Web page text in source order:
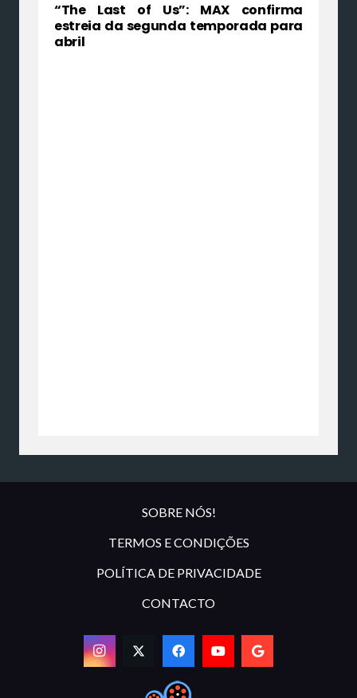
“The Last of Us”: MAX confirma
estreia da segunda temporada para
abril
SOBRE NÓS!
TERMOS E CONDIÇÕES
POLÍTICA DE PRIVACIDADE
CONTACTO